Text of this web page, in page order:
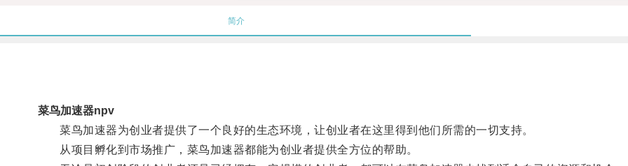
简介
菜鸟加速器npv
菜鸟加速器为创业者提供了一个良好的生态环境，让创业者在这里得到他们所需的一切支持。
从项目孵化到市场推广，菜鸟加速器都能为创业者提供全方位的帮助。